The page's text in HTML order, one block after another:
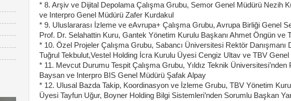
* 8. Arşiv ve Dijital Depolama Çalışma Grubu, Semor Genel Müdürü Nezih
ve Interpro Genel Müdürü Zafer Kurdakul
* 9. Uluslararası İzleme ve eAvrupa+ Çalışma Grubu, Avrupa Birliği Genel
Prof. Dr. Selahattin Kuru, Gantek Yönetim Kurulu Başkanı Ahmet Öngün ve
* 10. Özel Projeler Çalışma Grubu, Sabancı Üniversitesi Rektör
Tuğrul Tekbulut,Vestel Holding İcra Kurulu Üyesi Cengiz Ultav ve TBV Genel
* 11. Mevcut Durumu Tespit Çalışma Grubu, Yıldız Teknik
Baysan ve Interpro BIS Genel Müdürü Şafak Alpay
* 12. Ulusal Bazda Takip, Koordinasyon ve İzleme Grubu, TBV Yönetim
Üyesi Tayfun Uğur, Boyner Holding Bilgi Sistemleri’nden Sorumlu Başkan